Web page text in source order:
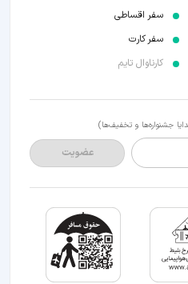
سفر اقساطی
سفر کارت
کارناوال تایم
جشنواره‌ها و تخفیف‌ها)
عضویت